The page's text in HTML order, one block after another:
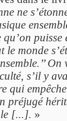
ne
qu’on
le monde
s’il y
qui
préjugé
[...]. »